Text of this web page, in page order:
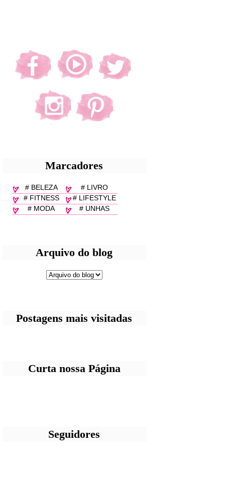
Marcadores
# BELEZA
# LIVRO
# FITNESS
# LIFESTYLE
# MODA
# UNHAS
Arquivo do blog
Postagens mais visitadas
Curta nossa Página
Seguidores